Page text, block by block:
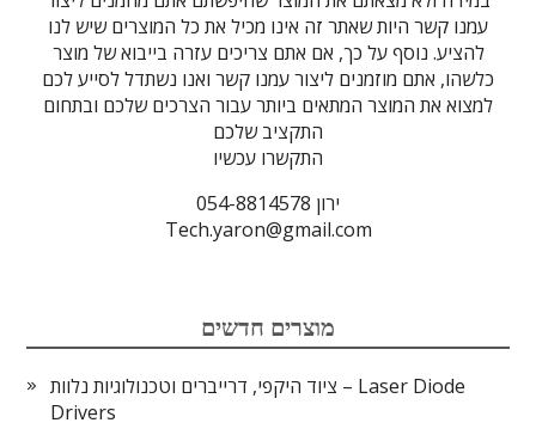
עמנו קשר היות שאתר זה אינו מכיל את כל המוצרים שיש לנו
להציע. נוסף על כך, אם אתם צריכים עזרה בייבוא של מוצר
כלשהו, אתם מוזמנים ליצור עמנו קשר ואנו נשתדל לסייע לכם
למצוא את המוצר המתאים ביותר עבור הצרכים שלכם ובתחום
התקציב שלכם
התקשרו עכשיו
ירון 054-8814578
Tech.yaron@gmail.com
מוצרים חדשים
ציוד היקפי, דרייברים וטכנולוגיות נלוות – Laser Diode
Drivers